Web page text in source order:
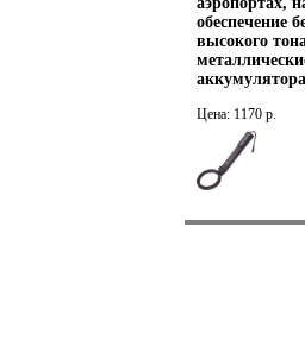
обеспечение
высокого
Цена: 1170 р.